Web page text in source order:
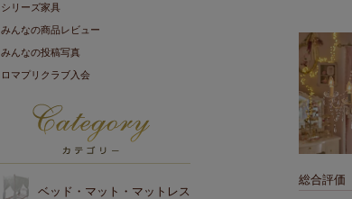
シリーズ家具
みんなの商品レビュー
みんなの投稿写真
ロマプリクラブ入会
ベッド・マット・マットレス